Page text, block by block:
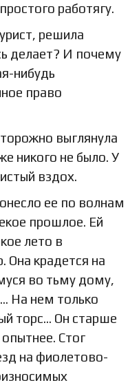
работягу.
решила
делает? И почему
нибудь
право
выглянула
никого не было. У
вздох.
ее по волнам
прошлое. Ей
лето в
Она крадется на
во тьму дому,
На нем только
торс… Он старше
Стог
на фиолетово-